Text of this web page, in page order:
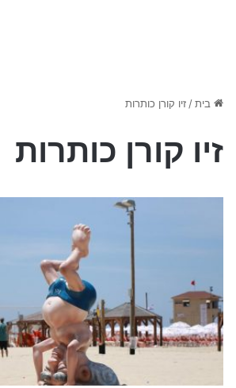
בית / זיו קורן כותרות
זיו קורן כותרות